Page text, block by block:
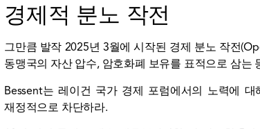
경제적 분노 작전
그만큼 발작 2025년 3월에 시작된 경제 분노 작전
동맹국의 자산 압수, 암호화폐 보유를 표적으로 삼는
Bessent는 레이건 국가 경제 포럼에서의 노력에
재정적으로 차단하라.